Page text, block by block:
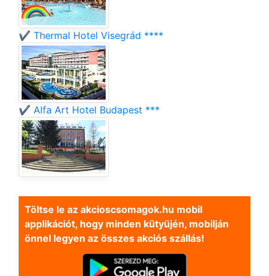
✔️ Thermal Hotel Visegrád ****
✔️ Alfa Art Hotel Budapest ***
Töltse le az akcioscsomagok.hu mobil
applikációt, hogy minden kütyüjén, mobilján
önnel legyen az összes akciós szállás!